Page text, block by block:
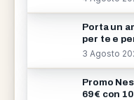
Porta un
per te e
3 Agosto
Promo
69€ con